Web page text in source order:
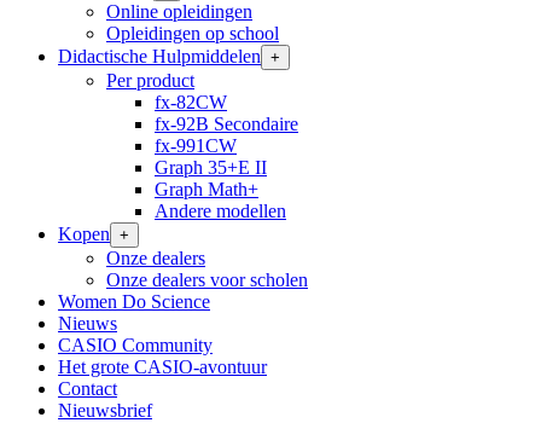
Online opleidingen
Opleidingen op school
Didactische Hulpmiddelen +
Per product
fx-82CW
fx-92B Secondaire
fx-991CW
Graph 35+E II
Graph Math+
Andere modellen
Kopen +
Onze dealers
Onze dealers voor scholen
Women Do Science
Nieuws
CASIO Community
Het grote CASIO-avontuur
Contact
Nieuwsbrief